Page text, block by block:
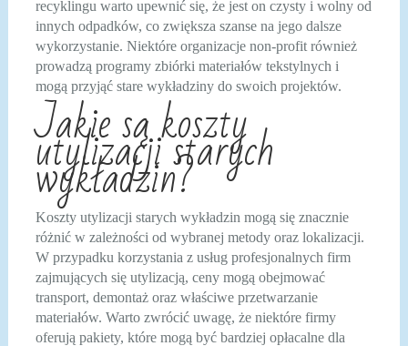
recyklingu warto upewnić się, że jest on czysty i wolny od
innych odpadków, co zwiększa szanse na jego dalsze
wykorzystanie. Niektóre organizacje non-profit również
prowadzą programy zbiórki materiałów tekstylnych i
mogą przyjąć stare wykładziny do swoich projektów.
Jakie są koszty
utylizacji starych
wykładzin?
Koszty utylizacji starych wykładzin mogą się znacznie
różnić w zależności od wybranej metody oraz lokalizacji.
W przypadku korzystania z usług profesjonalnych firm
zajmujących się utylizacją, ceny mogą obejmować
transport, demontaż oraz właściwe przetwarzanie
materiałów. Warto zwrócić uwagę, że niektóre firmy
oferują pakiety, które mogą być bardziej opłacalne dla